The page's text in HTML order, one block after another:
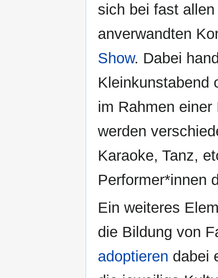
sich bei fast
anverwandten
Show. Dabei
Kleinkunstabend
im Rahmen
werden
Karaoke, Tanz,
Performer*innen
Ein weiteres
die Bildung von
adoptieren dabei